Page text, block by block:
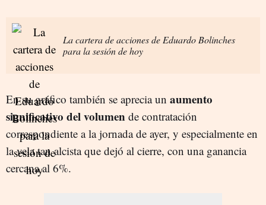
La cartera de acciones de Eduardo Bolinches
para la sesión de hoy
En su gráfico también se aprecia un aumento
significativo del volumen de contratación
correspondiente a la jornada de ayer, y especialmente en
la vela tan alcista que dejó al cierre, con una ganancia
cercana al 6%.